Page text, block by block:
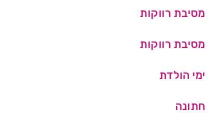
מסיבת רווקות
מסיבת רווקות
ימי הולדת
חתונה